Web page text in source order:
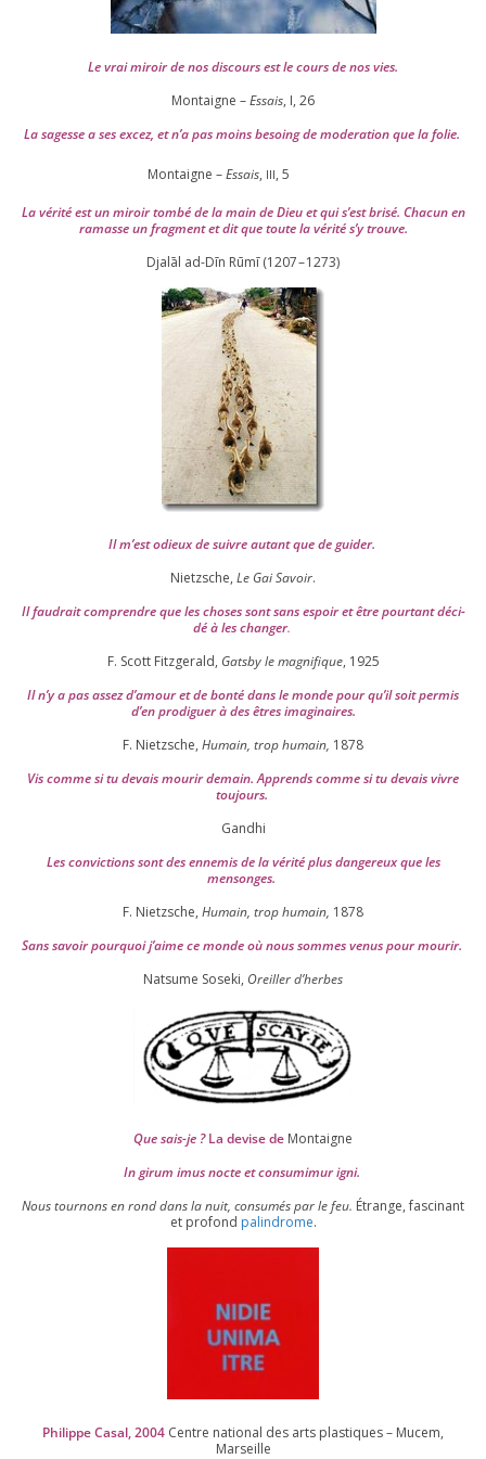
Le vrai miroir de nos dis­cours est le cours de nos vies.
Montaigne –Essais, I, 26
La sagesse a ses excez, et n’a pas moins besoing de mode­ra­tion que la folie.
Montaigne –Essais, III, 5
La véri­té est un miroir tom­bé de la main de Dieu et qui s’est bri­sé. Chacun en
ramasse un frag­ment et dit que toute la véri­té s’y trouve.
Djalāl ad-Dīn Rūmī (1207–1273)
Il m’est odieux de suivre autant que de gui­der.
Nietzsche, Le Gai Savoir.
Il fau­drait com­prendre que les choses sont sans espoir et être pour­tant déci­
dé à les chan­ger.
F. Scott Fitzgerald, Gatsby le magni­fique, 1925
Il n’y a pas assez d’a­mour et de bon­té dans le monde pour qu’il soit per­mis
d’en pro­di­guer à des êtres imaginaires.
F. Nietzsche, Humain, trop humain, 1878
Vis comme si tu devais mou­rir demain. Apprends comme si tu devais vivre
toujours.
Gandhi
Les convic­tions sont des enne­mis de la véri­té plus dan­ge­reux que les
mensonges.
F. Nietzsche, Humain, trop humain, 1878
Sans savoir pour­quoi j’aime ce monde où nous sommes venus pour mourir.
Natsume Soseki, Oreiller d’herbes
Que sais-je ?La devise de Montaigne
In girum imus nocte et consu­mi­mur igni.
Nous tour­nons en rond dans la nuit, consu­més par le feu. Étrange, fas­ci­nant
et pro­fond palin­drome.
Philippe Casal,2004 Centre natio­nal des arts plas­tiques – Mucem,
Marseille